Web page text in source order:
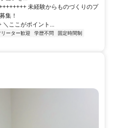
未経験からものづくりのプ
集！
＼ここがポイント...
リーター歓迎 学歴不問
固定時間制